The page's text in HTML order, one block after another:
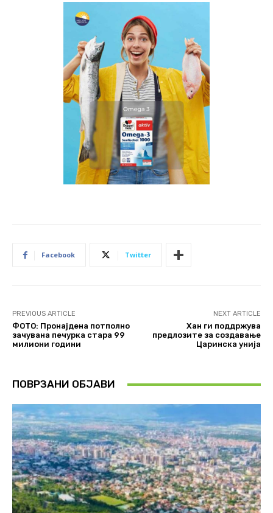
Facebook Twitter
PREVIOUS ARTICLE
ФОТО: Пронајдена потполно
зачувана печурка стара 99
милиони години
NEXT ARTICLE
Хан ги поддржува
предлозите за создавање
Царинска унија
ПОВРЗАНИ ОБЈАВИ